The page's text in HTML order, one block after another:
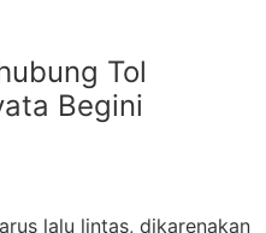
Tol
Begini
lalu lintas, dikarenakan